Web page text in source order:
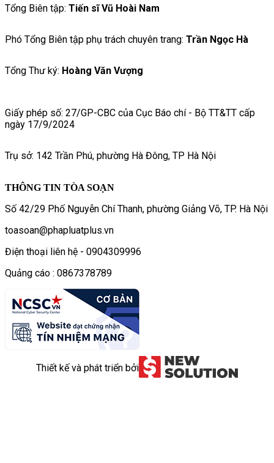
Tổng Biên tập: Tiến sĩ Vũ Hoài Nam
Phó Tổng Biên tập phụ trách chuyên trang: Trần Ngọc Hà
Tổng Thư ký: Hoàng Văn Vượng
Giấy phép số: 27/GP-CBC của Cục Báo chí - Bộ TT&TT cấp
ngày 17/9/2024
Trụ sở: 142 Trần Phú, phường Hà Đông, TP Hà Nội
THÔNG TIN TÒA SOẠN
Số 42/29 Phố Nguyễn Chí Thanh, phường Giảng Võ, TP. Hà Nội
toasoan@phapluatplus.vn
Điện thoại liên hệ - 0904309996
Quảng cáo : 0867378789
Thiết kế và phát triển bởi